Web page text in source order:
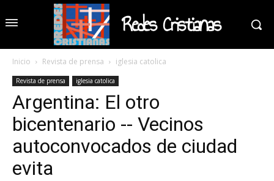
Redes Cristianas
Inicio Revista de prensa iglesia catolica
Revista de prensa iglesia catolica
Argentina: El otro
bicentenario -- Vecinos
autoconvocados de ciudad
evita